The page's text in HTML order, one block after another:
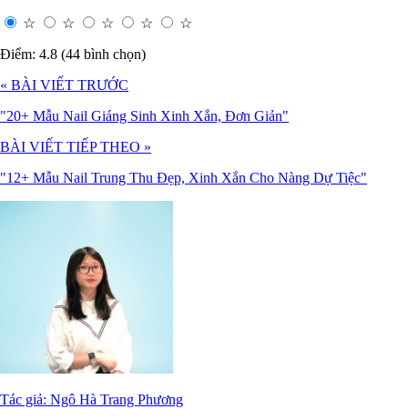
☆ ☆ ☆ ☆
☆
Điểm: 4.8 (44 bình chọn)
« BÀI VIẾT TRƯỚC
"20+ Mẫu Nail Giáng Sinh Xinh Xắn, Đơn Giản"
BÀI VIẾT TIẾP THEO »
"12+ Mẫu Nail Trung Thu Đẹp, Xinh Xắn Cho Nàng Dự Tiệc"
Tác giả: Ngô Hà Trang Phương